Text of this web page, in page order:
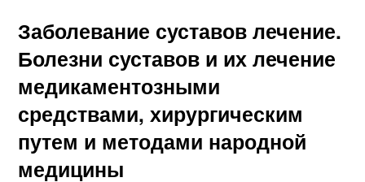
Заболевание суставов лечение.
Болезни суставов и их лечение
медикаментозными
средствами, хирургическим
путем и методами народной
медицины